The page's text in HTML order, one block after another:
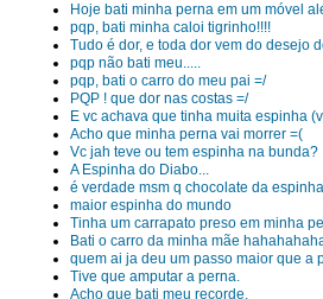
Hoje bati minha perna em um móvel
pqp, bati minha caloi tigrinho!!!!
Tudo é dor, e toda dor vem do desejo
pqp não bati meu.....
pqp, bati o carro do meu pai =/
PQP ! que dor nas costas =/
E vc achava que tinha muita espinha
Acho que minha perna vai morrer =(
Vc jah teve ou tem espinha na bunda?
A Espinha do Diabo...
é verdade msm q chocolate da
maior espinha do mundo
Tinha um carrapato preso em minha
Bati o carro da minha mãe
quem ai ja deu um passo maior que a
Tive que amputar a perna.
Acho que bati meu recorde.